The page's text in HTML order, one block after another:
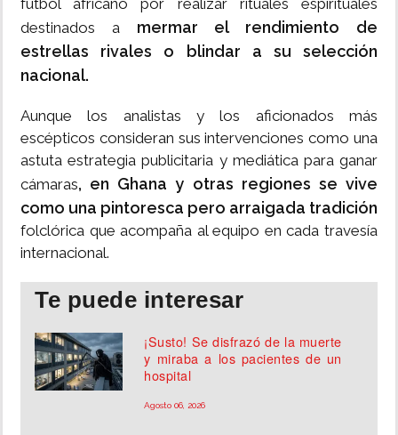
fútbol africano por realizar rituales espirituales
destinados amermar el rendimiento de
estrellas rivales o blindar a su selección
nacional.
Aunque los analistas y los aficionados más
escépticos consideran sus intervenciones como una
astuta estrategia publicitaria y mediática para ganar
cámaras, en Ghana y otras regiones se vive
como una pintoresca pero arraigada tradición
folclórica que acompaña al equipo en cada travesía
internacional.
Te puede interesar
¡Susto! Se disfrazó de la muerte
y miraba a los pacientes de un
hospital
Agosto 06, 2026